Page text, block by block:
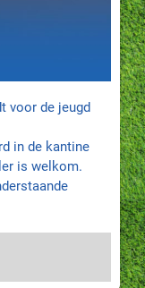
voor de jeugd
in de kantine
is welkom.